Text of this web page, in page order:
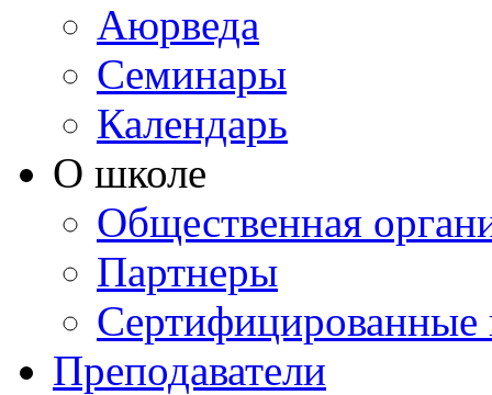
Аюрведа
Семинары
Календарь
О школе
Общественная
Партнеры
Сертифицированные
Преподаватели